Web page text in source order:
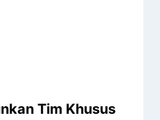
Tim Khusus